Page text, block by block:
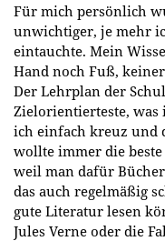
Für mich persönlich
unwichtiger, je mehr
eintauchte. Mein
Hand noch Fuß,
Der Lehrplan der
Zielorientierteste, was
ich einfach kreuz und
wollte immer die
weil man dafür
das auch regelmäßig
gute Literatur lesen
Jules Verne oder die